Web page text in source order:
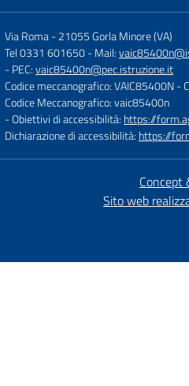
Via Roma-21055 Gorla Minore (VA)
Tel 0331 601650- Mail:
- PEC:vaic85400n@pec.istruzione.it
Codice meccanografico: VAIC85400N-
Codice Meccanografico: vaic85400n
- Obiettivi di accessibilità: https://
Dichiarazione di accessibilità: https://
Concept
Sito web